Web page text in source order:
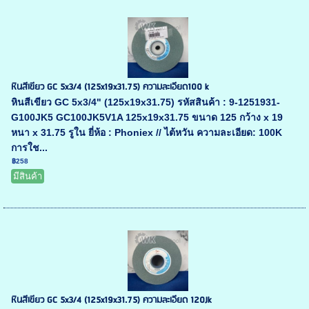
หินสีเขียว GC 5x3/4 (125x19x31.75) ความละเอียด100 k
หินสีเขียว GC 5x3/4" (125x19x31.75) รหัสสินค้า : 9-1251931-
G100JK5 GC100JK5V1A 125x19x31.75 ขนาด 125 กว้าง x 19
หนา x 31.75 รูใน ยี่ห้อ : Phoniex // ไต้หวัน ความละเอียด: 100K
การใช...
฿258
มีสินค้า
หินสีเขียว GC 5x3/4 (125x19x31.75) ความละเอียด 120Jk